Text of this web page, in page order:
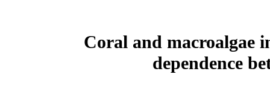
Coral and macroalgae
dependence